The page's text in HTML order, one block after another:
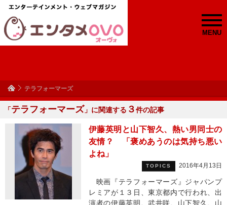
MENU
テラフォーマーズ
「テラフォーマーズ 」に関連する ３件の記事
伊藤英明と山下智久、熱い男同士の
友情？ 「褒めあうのは気持ち悪い
よね」
TOPICS 2016年4月13日
映画『テラフォーマーズ』ジャパンプ
レミアが１３日、東京都内で行われ、出
演者の伊藤英明、武井咲、山下智久、山